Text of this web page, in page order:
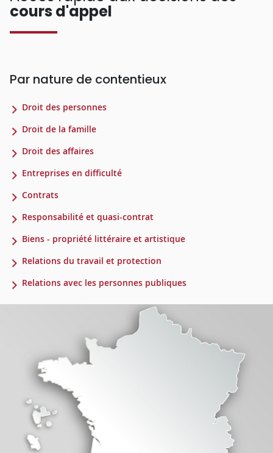
cours d'appel
Par nature de contentieux
Droit des personnes
Droit de la famille
Droit des affaires
Entreprises en difficulté
Contrats
Responsabilité et quasi-contrat
Biens - propriété littéraire et artistique
Relations du travail et protection
Relations avec les personnes publiques